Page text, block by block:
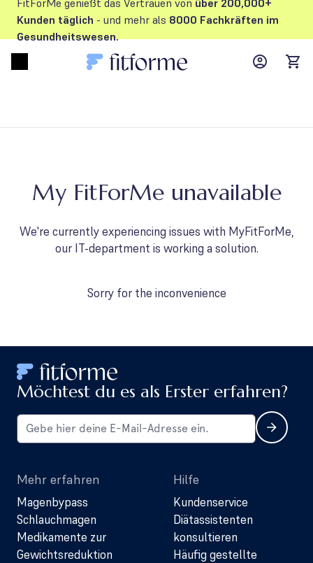
FitForMe genießt das Vertrauen von über 200,000+
Kunden täglich - und mehr als 8000 Fachkräften im
Gesundheitswesen.
MyFFM
My FitForMe unavailable
We're currently experiencing issues with MyFitForMe,
our IT-department is working a solution.
Sorry for the inconvenience
Möchtest du es als Erster erfahren?
Mehr erfahren
Magenbypass
Schlauchmagen
Medikamente zur
Gewichtsreduktion
Hilfe
Kundenservice
Diätassistenten
konsultieren
Häufig gestellte